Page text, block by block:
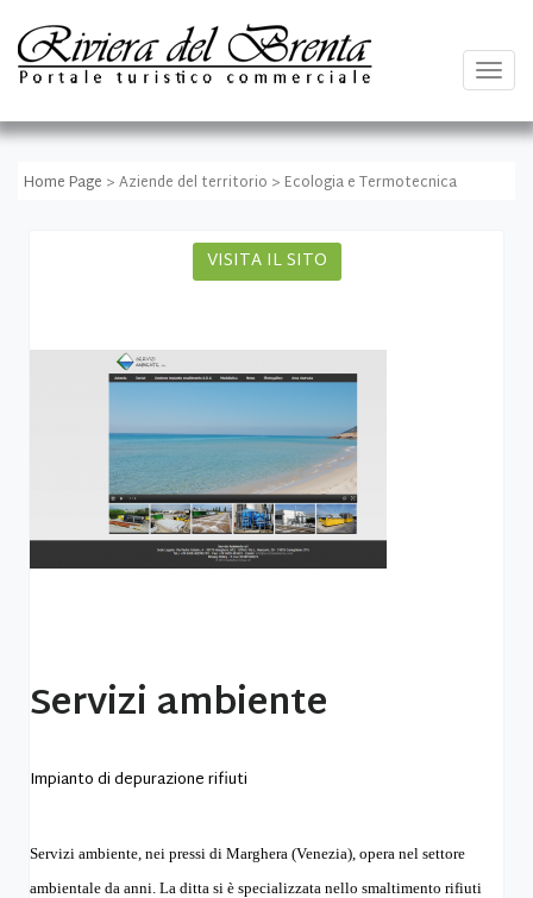
Home Page > Aziende del territorio > Ecologia e Termotecnica
VISITA IL SITO
Servizi ambiente
Impianto di depurazione rifiuti
Servizi ambiente, nei pressi di Marghera (Venezia), opera nel settore
ambientale da anni. La ditta si è specializzata nello smaltimento rifiuti